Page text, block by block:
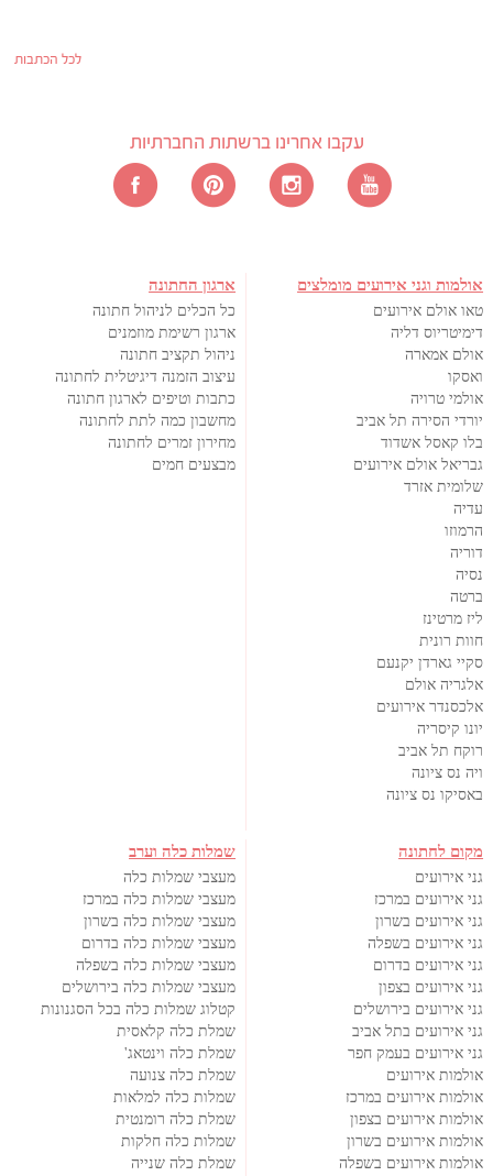
לכל הכתבות
עקבו אחרינו ברשתות החברתיות
אולמות וגני אירועים מומלצים
טאו אולם אירועים
דימיטריוס דליה
אולם אמארה
ואסקו
אולמי טרויה
יורדי הסירה תל אביב
בלו קאסל אשדוד
גבריאל אולם אירועים
שלומית אזרד
עדיה
הרמוזו
דוריה
נסיה
ברטה
ליז מרטינז
חוות רונית
סקיי גארדן יקנעם
אלגריה אולם
אלכסנדר אירועים
יונו קיסריה
רוקח תל אביב
ויה נס ציונה
באסיקו נס ציונה
ארגון החתונה
כל הכלים לניהול חתונה
ארגון רשימת מוזמנים
ניהול תקציב חתונה
עיצוב הזמנה דיגיטלית לחתונה
כתבות וטיפים לארגון חתונה
מחשבון כמה לתת לחתונה
מחירון זמרים לחתונה
מבצעים חמים
מקום לחתונה
גני אירועים
גני אירועים במרכז
גני אירועים בשרון
גני אירועים בשפלה
גני אירועים בדרום
גני אירועים בצפון
גני אירועים בירושלים
גני אירועים בתל אביב
גני אירועים בעמק חפר
אולמות אירועים
אולמות אירועים במרכז
אולמות אירועים בצפון
אולמות אירועים בשרון
אולמות אירועים בשפלה
שמלות כלה וערב
מעצבי שמלות כלה
מעצבי שמלות כלה במרכז
מעצבי שמלות כלה בשרון
מעצבי שמלות כלה בדרום
מעצבי שמלות כלה בשפלה
מעצבי שמלות כלה בירושלים
קטלוג שמלות כלה בכל הסגנונות
שמלת כלה קלאסית
שמלת כלה וינטאג'
שמלת כלה צנועה
שמלות כלה למלאות
שמלת כלה רומנטית
שמלות כלה חלקות
שמלת כלה שנייה